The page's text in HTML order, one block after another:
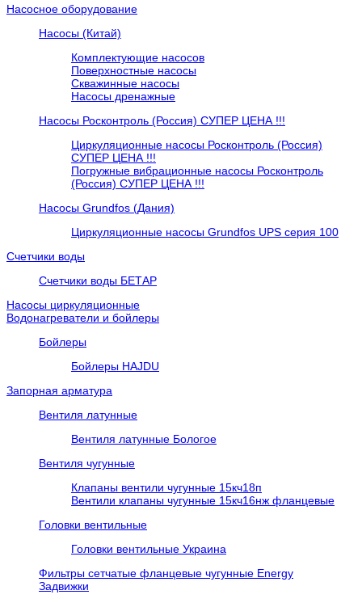
Насосное оборудование
Насосы (Китай)
Комплектующие насосов
Поверхностные насосы
Скважинные насосы
Насосы дренажные
Насосы Росконтроль (Россия) СУПЕР ЦЕНА !!!
Циркуляционные насосы Росконтроль (Россия)
СУПЕР ЦЕНА !!!
Погружные вибрационные насосы Росконтроль
(Россия) СУПЕР ЦЕНА !!!
Насосы Grundfos (Дания)
Циркуляционные насосы Grundfos UPS серия 100
Счетчики воды
Счетчики воды БЕТАР
Насосы циркуляционные
Водонагреватели и бойлеры
Бойлеры
Бойлеры HAJDU
Запорная арматура
Вентиля латунные
Вентиля латунные Бологое
Вентиля чугунные
Клапаны вентили чугунные 15кч18п
Вентили клапаны чугунные 15кч16нж фланцевые
Головки вентильные
Головки вентильные Украина
Фильтры сетчатые фланцевые чугунные Energy
Задвижки